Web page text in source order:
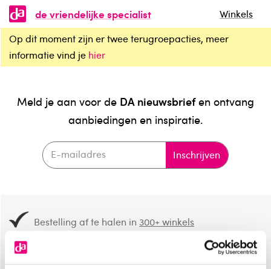
de vriendelijke specialist
Winkels
Op dit moment zijn er twee terugroepacties, meer
informatie vind je hier
Meld je aan voor de DA nieuwsbriefen ontvang
aanbiedingen en inspiratie.
Inschrijven
Bestelling af te halen in300+ winkels